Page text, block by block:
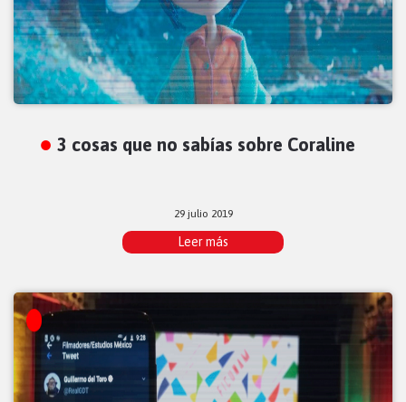
3 cosas que no sabías sobre Coraline
29 julio 2019
Leer más